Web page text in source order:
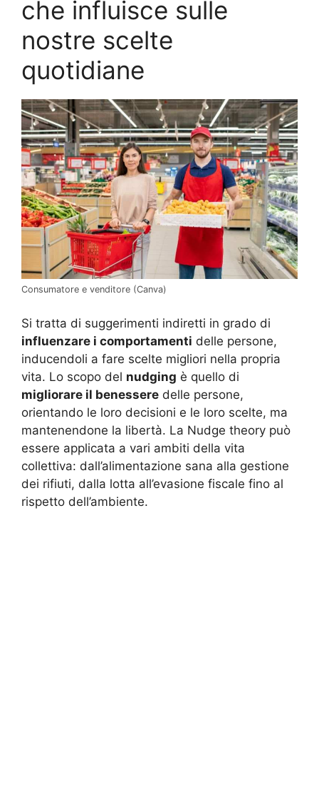
che influisce sulle
nostre scelte
quotidiane
Consumatore e venditore (Canva)
Si tratta di suggerimenti indiretti in grado di
influenzare i comportamenti delle persone,
inducendoli a fare scelte migliori nella propria
vita. Lo scopo del nudging è quello di
migliorare il benessere delle persone,
orientando le loro decisioni e le loro scelte, ma
mantenendone la libertà. La Nudge theory può
essere applicata a vari ambiti della vita
collettiva: dall’alimentazione sana alla gestione
dei rifiuti, dalla lotta all’evasione fiscale fino al
rispetto dell’ambiente.